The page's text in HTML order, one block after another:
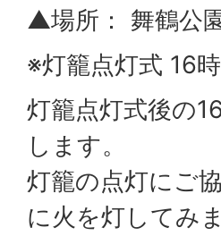
▲場所： 舞鶴公
※灯籠点灯式 16
灯籠点灯式後の
します。
灯籠の点灯にご
に火を灯してみ